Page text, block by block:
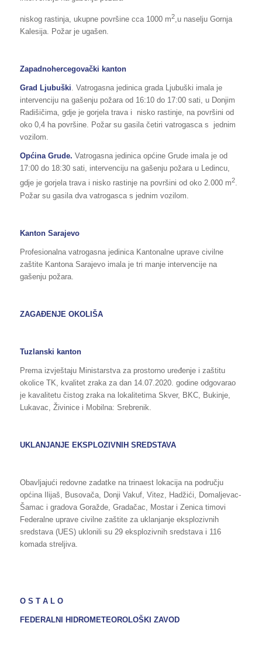
niskog rastinja, ukupne površine cca 1000 m2,u naselju Gornja
Kalesija. Požar je ugašen.
Zapadnohercegovački kanton
Grad Ljubuški. Vatrogasna jedinica grada Ljubuški imala je
intervenciju na gašenju požara od 16:10 do 17:00 sati, u Donjim
Radišičima, gdje je gorjela trava i nisko rastinje, na površini od
oko 0,4 ha površine. Požar su gasila četiri vatrogasca s jednim
vozilom.
Općina Grude. Vatrogasna jedinica općine Grude imala je od
17:00 do 18:30 sati, intervenciju na gašenju požara u Ledincu,
gdje je gorjela trava i nisko rastinje na površini od oko 2.000 m2.
Požar su gasila dva vatrogasca s jednim vozilom.
Kanton Sarajevo
Profesionalna vatrogasna jedinica Kantonalne uprave civilne
zaštite Kantona Sarajevo imala je tri manje intervencije na
gašenju požara.
ZAGAĐENJE OKOLIŠA
Tuzlanski kanton
Prema izvještaju Ministarstva za prostorno uređenje i zaštitu
okolice TK, kvalitet zraka za dan 14.07.2020. godine odgovarao
je kavalitetu čistog zraka na lokalitetima Skver, BKC, Bukinje,
Lukavac, Živinice i Mobilna: Srebrenik.
UKLANJANJE EKSPLOZIVNIH SREDSTAVA
Obavljajući redovne zadatke na trinaest lokacija na području
općina Ilijaš, Busovača, Donji Vakuf, Vitez, Hadžići, Domaljevac-
Šamac i gradova Goražde, Gradačac, Mostar i Zenica timovi
Federalne uprave civilne zaštite za uklanjanje eksplozivnih
sredstava (UES) uklonili su 29 eksplozivnih sredstava i 116
komada streljiva.
O S T A L O
FEDERALNI HIDROMETEOROLOŠKI ZAVOD